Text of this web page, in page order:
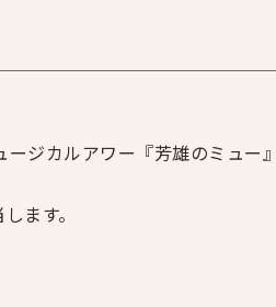
ジカルアワー『芳雄のミュー
ます。